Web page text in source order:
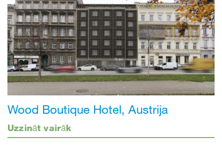
Wood Boutique Hotel, Austrija
Uzzināt vairāk